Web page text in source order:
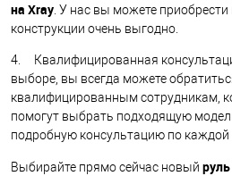
на Xray . У нас вы можете
конструкции очень выгодно.
4. Квалифицированная
выборе, вы всегда можете
квалифицированным сотрудникам,
помогут выбрать подходящую
подробную консультацию по каждой
Выбирайте прямо сейчас новый